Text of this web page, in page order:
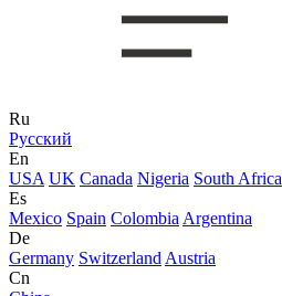
Ru
Русский
En
USA UK Canada Nigeria South Africa
Es
Mexico Spain Colombia Argentina
De
Germany Switzerland Austria
Cn